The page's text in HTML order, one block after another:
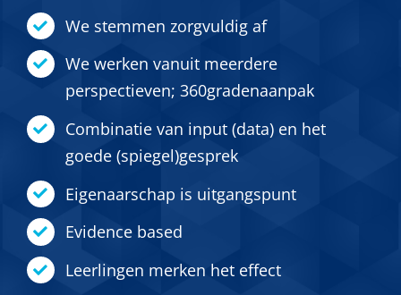
We stemmen zorgvuldig af
We werken vanuit meerdere
perspectieven; 360gradenaanpak
Combinatie van input (data) en het
goede (spiegel)gesprek
Eigenaarschap is uitgangspunt
Evidence based
Leerlingen merken het effect